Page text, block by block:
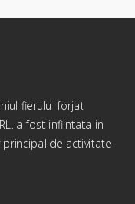
fierului forjat
a fost infiintata in
principal de activitate